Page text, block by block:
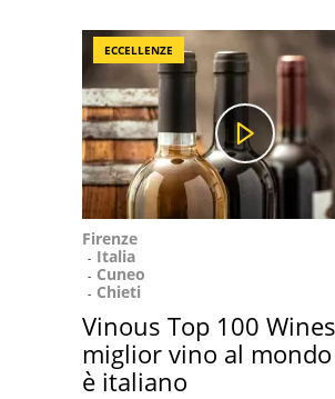
ECCELLENZE
Firenze
Italia
Cuneo
Chieti
Vinous Top 100
miglior vino al
è italiano